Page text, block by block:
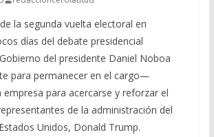
la segunda vuelta electoral en
días del debate presidencial
del presidente Daniel Noboa
para permanecer en el cargo―
para acercarse y reforzar el
de la administración del
Unidos, Donald Trump.